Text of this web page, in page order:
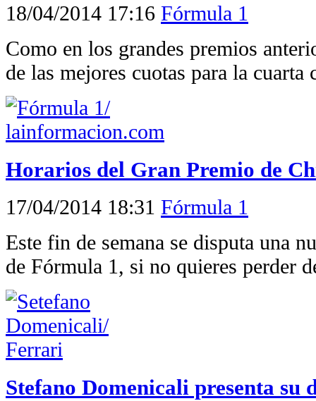
18/04/2014 17:16 Fórmula 1
Como en los grandes premios
de las mejores cuotas para la cuarta
Horarios del Gran Premio de
17/04/2014 18:31 Fórmula 1
Este fin de semana se disputa una
de Fórmula 1, si no quieres perder
Stefano Domenicali presenta su